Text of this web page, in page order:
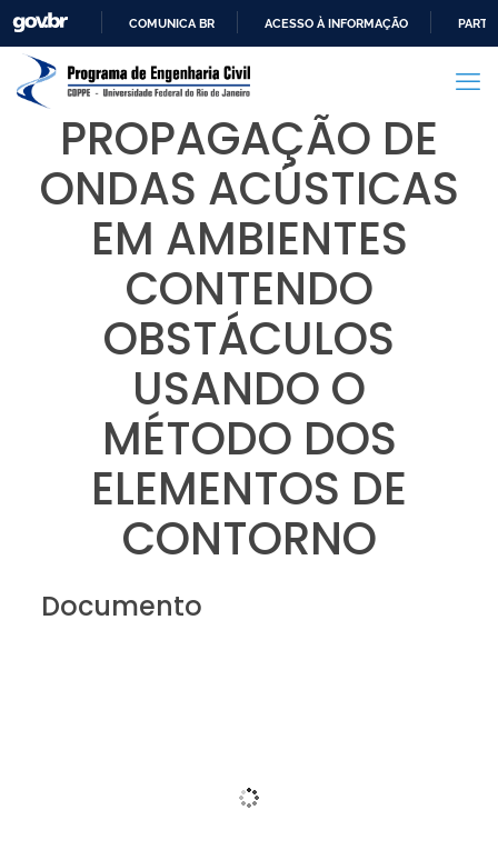
PARA
CONTEÚDO
COMUNICA BR ACESSO À INFORMAÇÃO
PROPAGAÇÃO DE
ONDAS ACÚSTICAS
EM AMBIENTES
CONTENDO
OBSTÁCULOS
USANDO O
MÉTODO DOS
ELEMENTOS DE
CONTORNO
Documento